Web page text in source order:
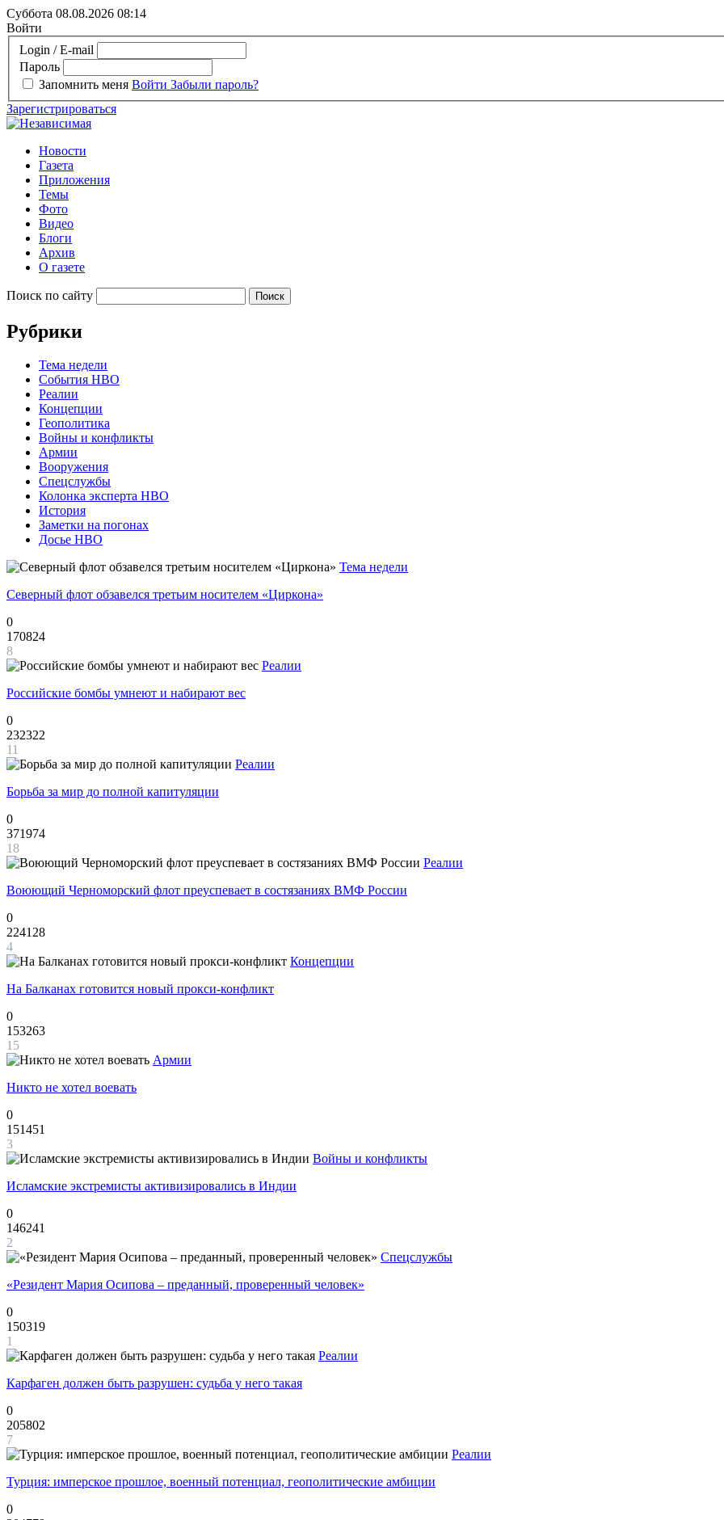
Суббота 08.08.2026 08:14
Войти
Login / E-mail
Пароль
Запомнить меня Войти Забыли пароль?
Зарегистрироваться
Новости
Газета
Приложения
Темы
Фото
Видео
Блоги
Архив
О газете
Поиск по сайту
Рубрики
Тема недели
События НВО
Реалии
Концепции
Геополитика
Войны и конфликты
Армии
Вооружения
Спецслужбы
Колонка эксперта НВО
История
Заметки на погонах
Досье НВО
Тема недели
Северный флот обзавелся третьим носителем «Циркона»
0
170824
8
Реалии
Российские бомбы умнеют и набирают вес
0
232322
11
Реалии
Борьба за мир до полной капитуляции
0
371974
18
Реалии
Воюющий Черноморский флот преуспевает в состязаниях ВМФ России
0
224128
4
Концепции
На Балканах готовится новый прокси-конфликт
0
153263
15
Армии
Никто не хотел воевать
0
151451
3
Войны и конфликты
Исламские экстремисты активизировались в Индии
0
146241
2
Спецслужбы
«Резидент Мария Осипова – преданный, проверенный человек»
0
150319
1
Реалии
Карфаген должен быть разрушен: судьба у него такая
0
205802
7
Реалии
Турция: имперское прошлое, военный потенциал, геополитические амбиции
0